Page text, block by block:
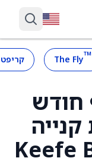
™
The Fly
חודש